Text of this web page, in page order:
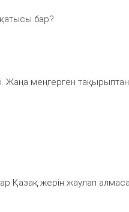
бар?
Жаңа меңгерген
Қазақ жерін жаулап